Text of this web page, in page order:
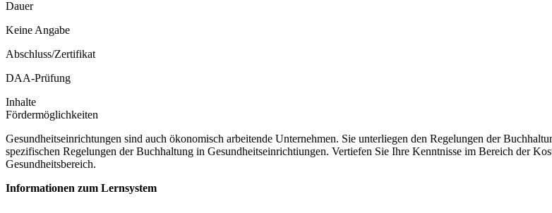
Dauer
Keine Angabe
Abschluss/Zertifikat
DAA-Prüfung
Inhalte
Fördermöglichkeiten
Gesundheitseinrichtungen sind auch ökonomisch arbeitende Unternehmen. Sie unterliegen den Regelungen der
spezifischen Regelungen der Buchhaltung in Gesundheitseinrichtiungen. Vertiefen Sie Ihre Kenntnisse im Bereich der
Gesundheitsbereich.
Informationen zum Lernsystem